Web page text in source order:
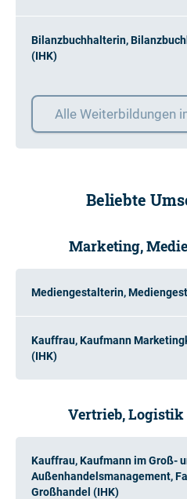
Bilanzbuchhalterin,
(IHK)
Alle Weiterbildungen
Beliebte
Marketing,
Mediengestalterin,
Kauffrau, Kaufmann
(IHK)
Vertrieb, Logistik
Kauffrau, Kaufmann im Groß-
Außenhandelsmanagement,
Großhandel (IHK)